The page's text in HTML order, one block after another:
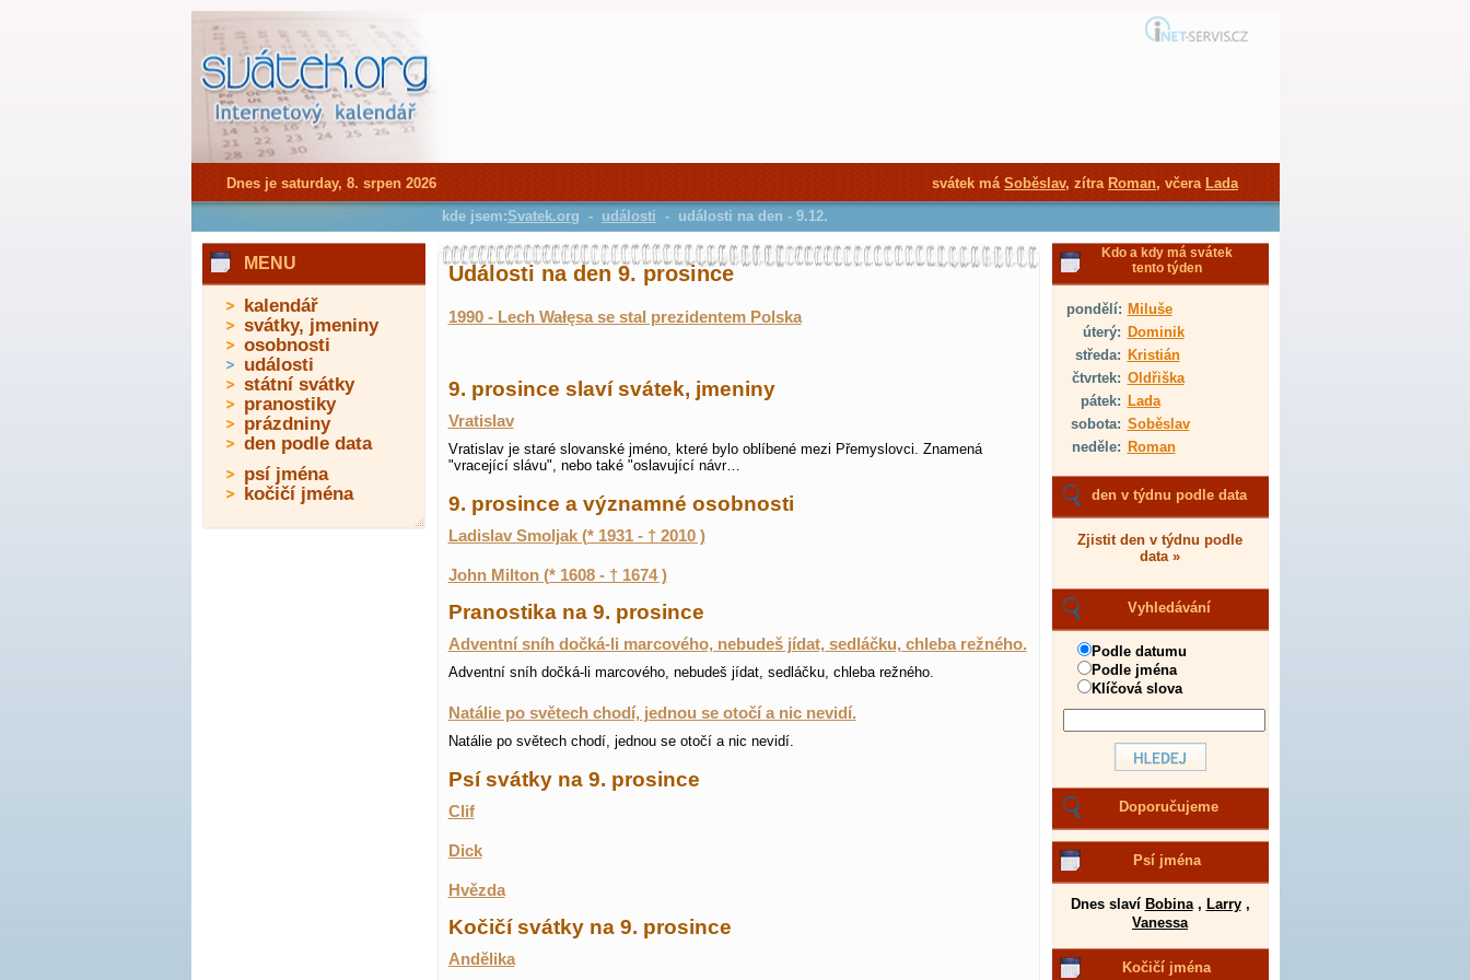
Události na den 9. prosince
1990 - Lech Wałęsa se stal prezidentem Polska
9. prosince slaví svátek, jmeniny
Vratislav
Vratislav je staré slovanské jméno, které bylo oblíbené mezi Přemyslovci. Znamená
"vracející slávu", nebo také "oslavující návr…
9. prosince a významné osobnosti
Ladislav Smoljak (* 1931 - † 2010 )
John Milton (* 1608 - † 1674 )
Pranostika na 9. prosince
Adventní sníh dočká-li marcového, nebudeš jídat, sedláčku, chleba režného.
Adventní sníh dočká-li marcového, nebudeš jídat, sedláčku, chleba režného.
Natálie po světech chodí, jednou se otočí a nic nevidí.
Natálie po světech chodí, jednou se otočí a nic nevidí.
Psí svátky na 9. prosince
Clif
Dick
Hvězda
Kočičí svátky na 9. prosince
Andělika
Kdo a kdy má svátek
tento týden
pondělí: Miluše
úterý: Dominik
středa: Kristián
čtvrtek: Oldřiška
pátek: Lada
sobota: Soběslav
neděle: Roman
den v týdnu podle data
Zjistit den v týdnu podle
data »
Vyhledávání
Podle datumu
Podle jména
Klíčová slova
Doporučujeme
Psí jména
Dnes slaví Bobina, Larry,
Vanessa
Kočičí jména
MENU
kalendář
svátky, jmeniny
osobnosti
události
státní svátky
pranostiky
prázdniny
den podle data
psí jména
kočičí jména
Dnes je saturday, 8. srpen 2026 svátek má Soběslav, zítra Roman, včera Lada
kde jsem:Svatek.org - události - události na den - 9.12.